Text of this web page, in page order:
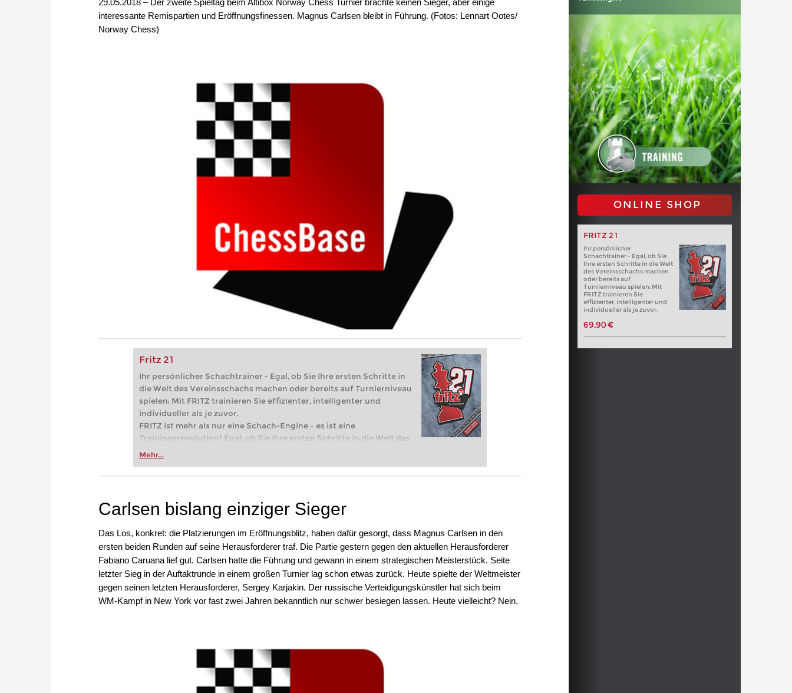
interessante Remispartien und Eröffnungsfinessen. Magnus Carlsen bleibt in Führung. (Fotos: Lennart Ootes/
Norway Chess)
Fritz 21
Ihr persönlicher Schachtrainer - Egal, ob Sie Ihre ersten Schritte in
die Welt des Vereinsschachs machen oder bereits auf Turnierniveau
spielen: Mit FRITZ trainieren Sie effizienter, intelligenter und
individueller als je zuvor.
FRITZ ist mehr als nur eine Schach-Engine – es ist eine
Trainingsrevolution! Egal, ob Sie Ihre ersten Schritte in die Welt des
Vereinsschachs machen oder bereits auf Turnierniveau spielen: Mit
zuvor.
Mehr...
ONLINE SHOP
FRITZ 21
Ihr persönlicher
Schachtrainer - Egal, ob Sie
Ihre ersten Schritte in die Welt
des Vereinsschachs machen
oder bereits auf
Turnierniveau spielen: Mit
FRITZ trainieren Sie
effizienter, intelligenter und
individueller als je zuvor.
69,90 €
Carlsen bislang einziger Sieger
Das Los, konkret: die Platzierungen im Eröffnungsblitz, haben dafür gesorgt, dass Magnus Carlsen in den
ersten beiden Runden auf seine Herausforderer traf. Die Partie gestern gegen den aktuellen Herausforderer
Fabiano Caruana lief gut. Carlsen hatte die Führung und gewann in einem strategischen Meisterstück. Seite
letzter Sieg in der Auftaktrunde in einem großen Turnier lag schon etwas zurück. Heute spielte der Weltmeister
gegen seinen letzten Herausforderer, Sergey Karjakin. Der russische Verteidigungskünstler hat sich beim
WM-Kampf in New York vor fast zwei Jahren bekanntlich nur schwer besiegen lassen. Heute vielleicht? Nein.